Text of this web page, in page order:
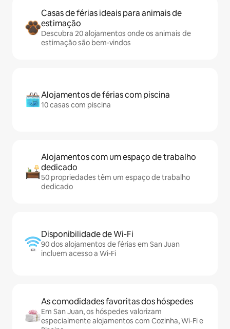
Casas de férias ideais para animais de
estimação
Descubra 20 alojamentos onde os animais de
estimação são bem-vindos
Alojamentos de férias com piscina
10 casas com piscina
Alojamentos com um espaço de trabalho
dedicado
50 propriedades têm um espaço de trabalho
dedicado
Disponibilidade de Wi-Fi
90 dos alojamentos de férias em San Juan
incluem acesso a Wi-Fi
As comodidades favoritas dos hóspedes
Em San Juan, os hóspedes valorizam
especialmente alojamentos com Cozinha, Wi-Fi e